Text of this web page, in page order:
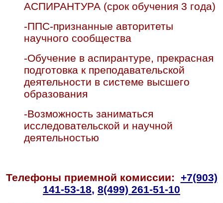
АСПИРАНТУРА (срок обучения 3 года)
-ППС-признанные авторитеты
научного сообщества
-Обучение в аспирантуре, прекрасная
подготовка к преподавательской
деятельности в системе высшего
образования
-Возможность заниматься
исследовательской и научной
деятельностью
Телефоны приемной комиссии:
+7(903)
141-53-18, 8(499) 261-51-10